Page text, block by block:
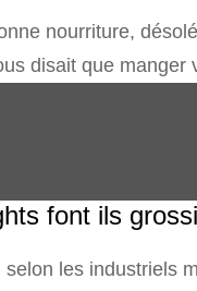
nourriture,
disait que
font ils
les industriels